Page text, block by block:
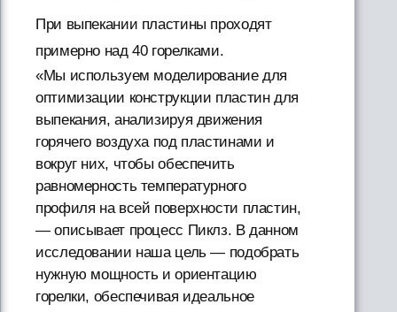
При выпекании пластины проходят
примерно над 40 горелками.
«Мы используем моделирование для
оптимизации конструкции пластин для
выпекания, анализируя движения
горячего воздуха под пластинами и
вокруг них, чтобы обеспечить
равномерность температурного
профиля на всей поверхности пластин,
— описывает процесс Пиклз. В данном
исследовании наша цель — подобрать
нужную мощность и ориентацию
горелки, обеспечивая идеальное